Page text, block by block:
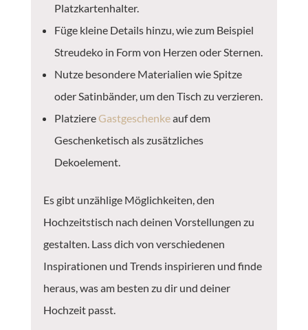
Platzkartenhalter.
Füge kleine Details hinzu, wie zum Beispiel
Streudeko in Form von Herzen oder Sternen.
Nutze besondere Materialien wie Spitze
oder Satinbänder, um den Tisch zu verzieren.
PlatziereGastgeschenkeauf dem
Geschenketisch als zusätzliches
Dekoelement.
Es gibt unzählige Möglichkeiten, den
Hochzeitstisch nach deinen Vorstellungen zu
gestalten. Lass dich von verschiedenen
Inspirationen und Trends inspirieren und finde
heraus, was am besten zu dir und deiner
Hochzeit passt.